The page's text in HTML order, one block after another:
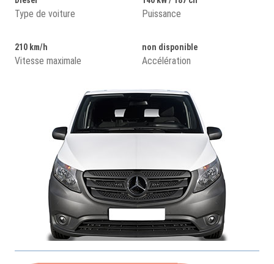
Type de voiture Puissance
210 km/h
Vitesse maximale
non disponible
Accélération